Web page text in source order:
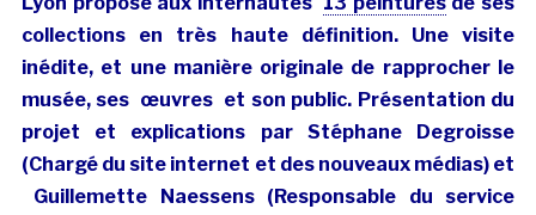
collections en très haute définition. Une visite
inédite, et une manière originale de rapprocher le
musée, ses œuvres et son public. Présentation du
projet et explications par Stéphane Degroisse
(Chargé du site internet et des nouveaux médias) et
Guillemette Naessens (Responsable du service